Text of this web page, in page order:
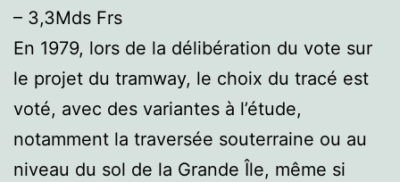
– 3,3Mds Frs
En 1979, lors de la délibération du vote sur
le projet du tramway, le choix du tracé est
voté, avec des variantes à l’étude,
notamment la traversée souterraine ou au
niveau du sol de la Grande Île, même si